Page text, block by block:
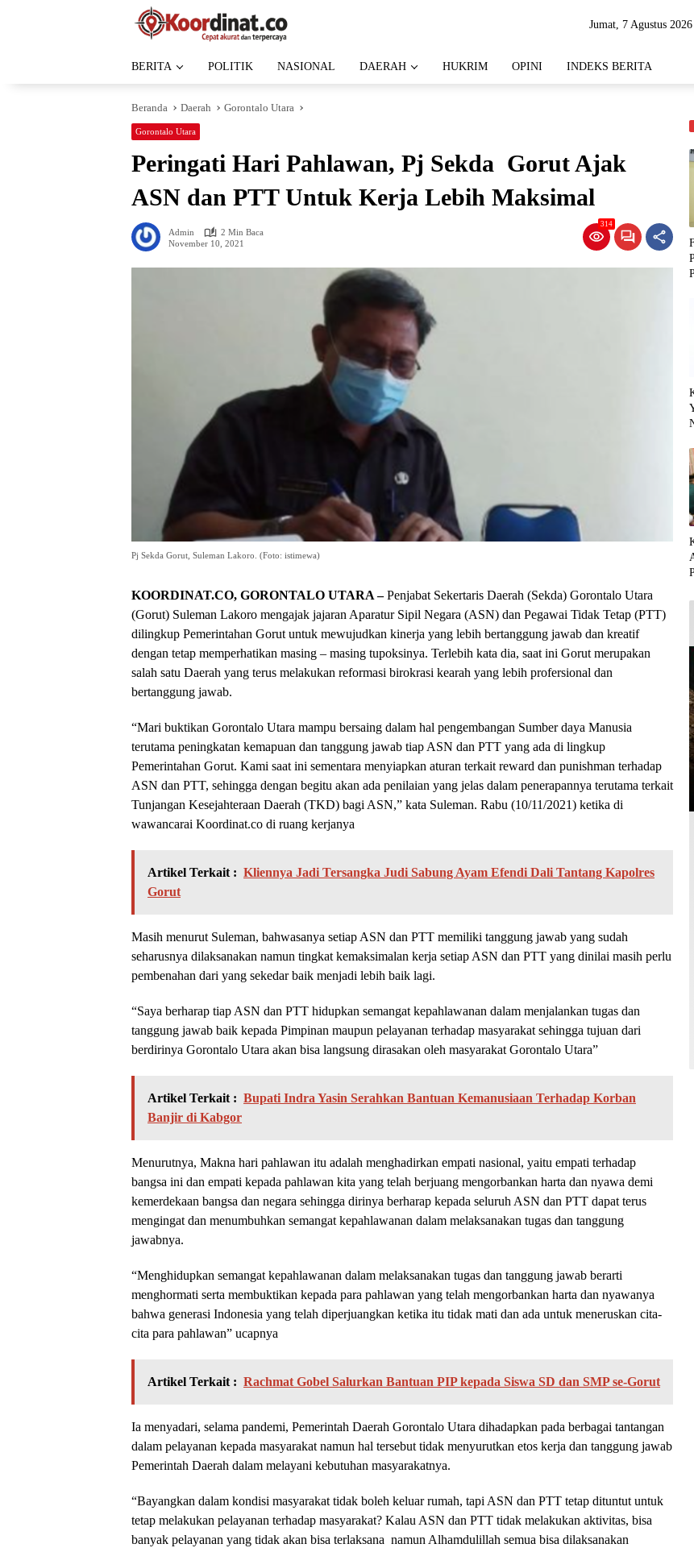
Jumat, 7 Agustus 2026
BERITA POLITIK NASIONAL DAERAH HUKRIM OPINI INDEKS BERITA
Beranda Daerah Gorontalo Utara
Gorontalo Utara
Peringati Hari Pahlawan, Pj Sekda Gorut Ajak
ASN dan PTT Untuk Kerja Lebih Maksimal
Admin
2 Min Baca
November 10, 2021
314
Pj Sekda Gorut, Suleman Lakoro. (Foto: istimewa)
KOORDINAT.CO, GORONTALO UTARA –Penjabat Sekertaris Daerah (Sekda) Gorontalo Utara
(Gorut) Suleman Lakoro mengajak jajaran Aparatur Sipil Negara (ASN) dan Pegawai Tidak Tetap (PTT)
dilingkup Pemerintahan Gorut untuk mewujudkan kinerja yang lebih bertanggung jawab dan kreatif
dengan tetap memperhatikan masing – masing tupoksinya. Terlebih kata dia, saat ini Gorut merupakan
salah satu Daerah yang terus melakukan reformasi birokrasi kearah yang lebih profersional dan
bertanggung jawab.
“Mari buktikan Gorontalo Utara mampu bersaing dalam hal pengembangan Sumber daya Manusia
terutama peningkatan kemapuan dan tanggung jawab tiap ASN dan PTT yang ada di lingkup
Pemerintahan Gorut. Kami saat ini sementara menyiapkan aturan terkait reward dan punishman terhadap
ASN dan PTT, sehingga dengan begitu akan ada penilaian yang jelas dalam penerapannya terutama terkait
Tunjangan Kesejahteraan Daerah (TKD) bagi ASN,” kata Suleman. Rabu (10/11/2021) ketika di
wawancarai Koordinat.co di ruang kerjanya
Artikel Terkait : Kliennya Jadi Tersangka Judi Sabung Ayam Efendi Dali Tantang Kapolres
Gorut
Masih menurut Suleman, bahwasanya setiap ASN dan PTT memiliki tanggung jawab yang sudah
seharusnya dilaksanakan namun tingkat kemaksimalan kerja setiap ASN dan PTT yang dinilai masih perlu
pembenahan dari yang sekedar baik menjadi lebih baik lagi.
“Saya berharap tiap ASN dan PTT hidupkan semangat kepahlawanan dalam menjalankan tugas dan
tanggung jawab baik kepada Pimpinan maupun pelayanan terhadap masyarakat sehingga tujuan dari
berdirinya Gorontalo Utara akan bisa langsung dirasakan oleh masyarakat Gorontalo Utara”
Artikel Terkait : Bupati Indra Yasin Serahkan Bantuan Kemanusiaan Terhadap Korban
Banjir di Kabgor
Menurutnya, Makna hari pahlawan itu adalah menghadirkan empati nasional, yaitu empati terhadap
bangsa ini dan empati kepada pahlawan kita yang telah berjuang mengorbankan harta dan nyawa demi
kemerdekaan bangsa dan negara sehingga dirinya berharap kepada seluruh ASN dan PTT dapat terus
mengingat dan menumbuhkan semangat kepahlawanan dalam melaksanakan tugas dan tanggung
jawabnya.
“Menghidupkan semangat kepahlawanan dalam melaksanakan tugas dan tanggung jawab berarti
menghormati serta membuktikan kepada para pahlawan yang telah mengorbankan harta dan nyawanya
bahwa generasi Indonesia yang telah diperjuangkan ketika itu tidak mati dan ada untuk meneruskan cita-
cita para pahlawan” ucapnya
Artikel Terkait : Rachmat Gobel Salurkan Bantuan PIP kepada Siswa SD dan SMP se-Gorut
Ia menyadari, selama pandemi, Pemerintah Daerah Gorontalo Utara dihadapkan pada berbagai tantangan
dalam pelayanan kepada masyarakat namun hal tersebut tidak menyurutkan etos kerja dan tanggung jawab
Pemerintah Daerah dalam melayani kebutuhan masyarakatnya.
“Bayangkan dalam kondisi masyarakat tidak boleh keluar rumah, tapi ASN dan PTT tetap dituntut untuk
tetap melakukan pelayanan terhadap masyarakat? Kalau ASN dan PTT tidak melakukan aktivitas, bisa
banyak pelayanan yang tidak akan bisa terlaksana namun Alhamdulillah semua bisa dilaksanakan